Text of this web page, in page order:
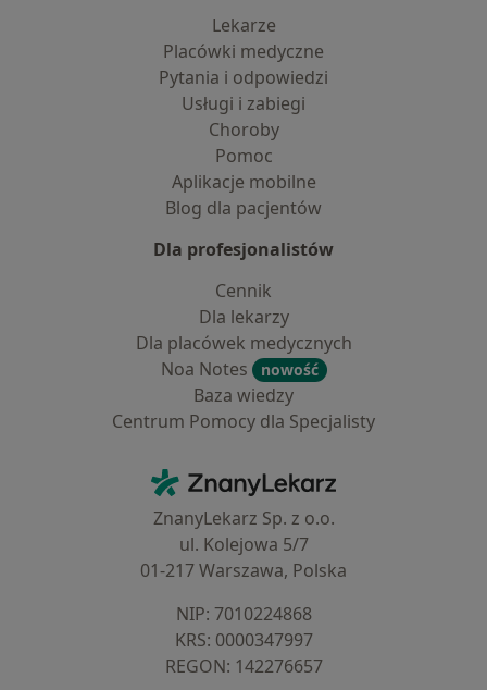
Lekarze
Placówki medyczne
Pytania i odpowiedzi
Usługi i zabiegi
Choroby
Pomoc
Aplikacje mobilne
Blog dla pacjentów
Dla profesjonalistów
Cennik
Dla lekarzy
Dla placówek medycznych
Noa Notes
nowość
Baza wiedzy
Centrum Pomocy dla Specjalisty
ZnanyLekarz - Strona główna
ZnanyLekarz Sp. z o.o.
ul. Kolejowa 5/7
01-217 Warszawa, Polska
NIP: ⁠7010224868
KRS: ⁠0000347997
REGON: ⁠142276657